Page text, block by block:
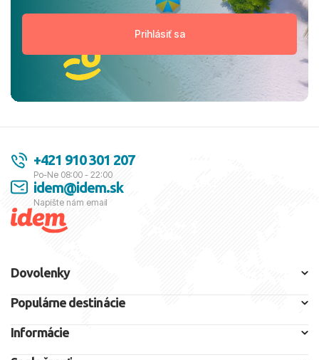
+421 910 301 207
Po-Ne 08:00 - 22:00
idem@idem.sk
Napíšte nám email
Dovolenky
Populárne destinácie
Informácie